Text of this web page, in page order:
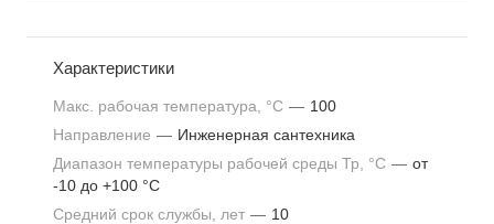
Характеристики
Макс. рабочая температура, °С — 100
Направление — Инженерная сантехника
Диапазон температуры рабочей среды Тр, °С — от
-10 до +100 °С
Средний срок службы, лет — 10